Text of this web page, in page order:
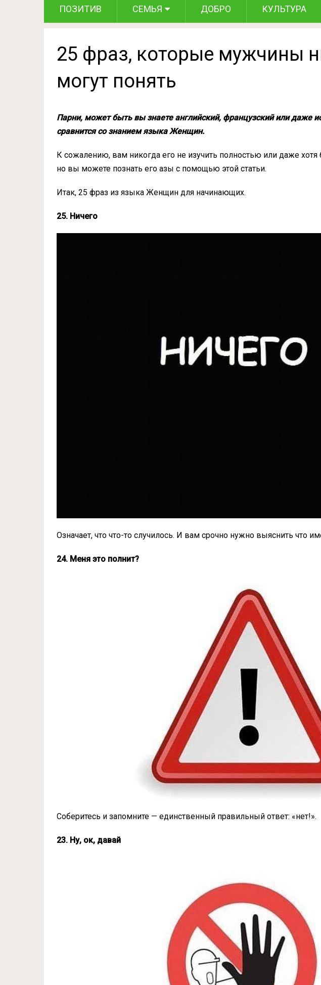
ПОЗИТИВ СЕМЬЯ ДОБРО КУЛЬТУРА
25 фраз, которые мужчины
могут понять
Парни, может быть вы знаете английский, французский или даже
сравнится со знанием языка Женщин.
К сожалению, вам никогда его не изучить полностью или даже
но вы можете познать его азы с помощью этой статьи.
Итак, 25 фраз из языка Женщин для начинающих.
25. Ничего
Означает, что что-то случилось. И вам срочно нужно выяснить что
24. Меня это полнит?
Соберитесь и запомните — единственный правильный ответ: «нет!».
23. Ну, ок, давай